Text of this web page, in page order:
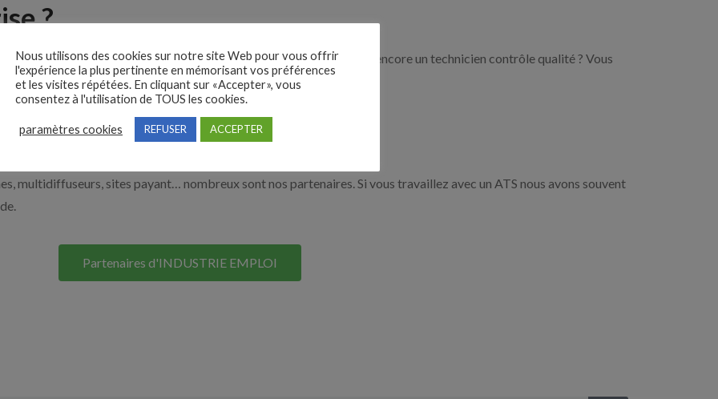
?
l’industrie par exemple un mécanicien maintenance, un cariste ou encore un technicien contrôle qualité ? Vous
aider à recruter en cliquant sur le bouton ci-dessous.
Nos solutions entreprises
multidiffuseurs, sites payant… nombreux sont nos partenaires. Si vous travaillez avec un ATS nous avons souvent
Partenaires d'INDUSTRIE EMPLOI
Nous utilisons des cookies sur notre site Web pour vous offrir
l'expérience la plus pertinente en mémorisant vos préférences
et les visites répétées. En cliquant sur «Accepter», vous
consentez à l'utilisation de TOUS les cookies.
paramètres cookies REFUSER ACCEPTER